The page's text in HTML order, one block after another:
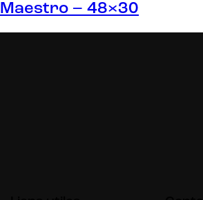
Maestro – 48×30